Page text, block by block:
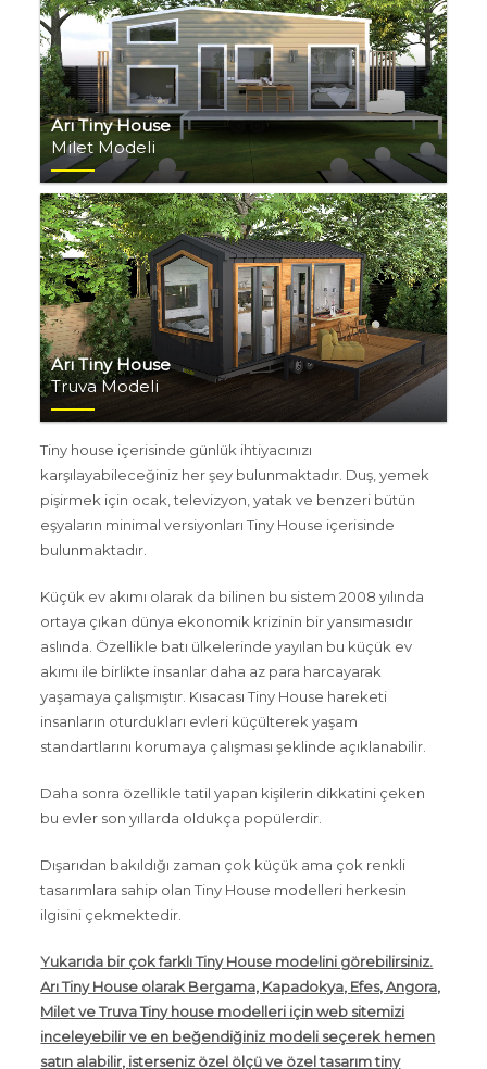
Arı Tiny House
Milet Modeli
Arı Tiny House
Truva Modeli
Tiny house içerisinde günlük ihtiyacınızı
karşılayabileceğiniz her şey bulunmaktadır. Duş, yemek
pişirmek için ocak, televizyon, yatak ve benzeri bütün
eşyaların minimal versiyonları Tiny House içerisinde
bulunmaktadır.
Küçük ev akımı olarak da bilinen bu sistem2008 yılında
ortaya çıkan dünya ekonomik krizinin bir yansımasıdır
aslında. Özellikle batı ülkelerinde yayılan bu küçük ev
akımı ile birlikte insanlar daha az para harcayarak
yaşamaya çalışmıştır. Kısacası Tiny House hareketi
insanların oturdukları evleri küçülterek yaşam
standartlarını korumaya çalışması şeklinde açıklanabilir.
Daha sonra özellikle tatil yapan kişilerin dikkatini çeken
bu evler son yıllarda oldukça popülerdir.
Dışarıdan bakıldığı zaman çok küçük ama çok renkli
tasarımlara sahip olan Tiny House modelleri herkesin
ilgisini çekmektedir.
Yukarıda bir çok farklı Tiny House modelini görebilirsiniz.
Arı Tiny House olarak Bergama, Kapadokya, Efes, Angora,
Milet ve Truva Tiny house modelleri için web sitemizi
inceleyebilir ve en beğendiğiniz modeli seçerek hemen
satın alabilir, isterseniz özel ölçü ve özel tasarım tiny